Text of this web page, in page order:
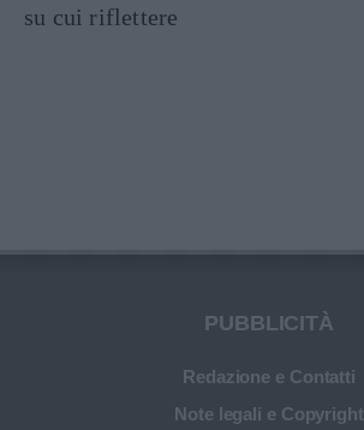
su cui riflettere
PUBBLICITÀ
Redazione e Contatti
Note legali e Copyright